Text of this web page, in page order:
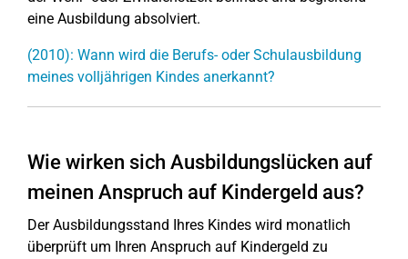
eine Ausbildung absolviert.
(2010): Wann wird die Berufs- oder Schulausbildung
meines volljährigen Kindes anerkannt?
Wie wirken sich Ausbildungslücken auf
meinen Anspruch auf Kindergeld aus?
Der Ausbildungsstand Ihres Kindes wird monatlich
überprüft um Ihren Anspruch auf Kindergeld zu